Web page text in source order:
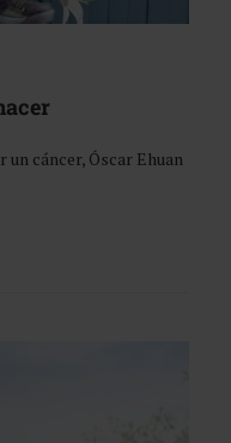
cáncer, Óscar Ehuan